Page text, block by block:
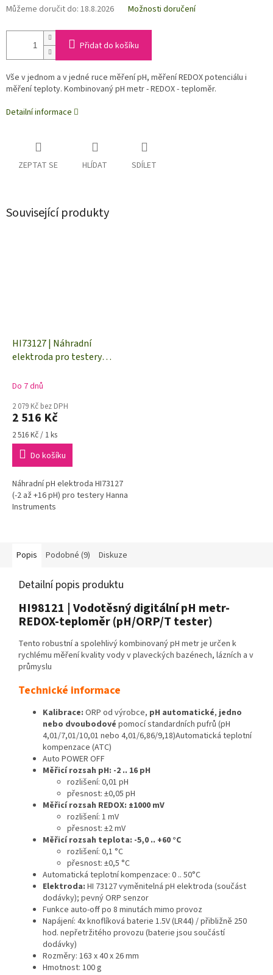
Můžeme doručit do: 18.8.2026 Možnosti doručení
Přidat do košíku
Vše v jednom a v jedné ruce měření pH, měření REDOX potenciálu i
měření teploty. Kombinovaný pH metr - REDOX - teploměr.
Detailní informace
ZEPTAT SE HLÍDAT SDÍLET
Související produkty
HI73127 | Náhradní
elektroda pro testery
HI98129 a HI98130
Do 7 dnů
2 079 Kč bez DPH
2 516 Kč
Měrná
cena:
2 516 Kč / 1 ks
Do košíku
Náhradní pH elektroda HI73127
(-2 až +16 pH) pro testery Hanna
Instruments
Popis Podobné (9) Diskuze
Detailní popis produktu
HI98121 | Vodotěsný digitální pH metr-
REDOX-teploměr (pH/ORP/T tester)
Tento robustní a spolehlivý kombinovaný pH metr je určen k
rychlému měření kvality vody v plaveckých bazénech, lázních a v
průmyslu
Technické informace
Kalibrace: ORP od výrobce, pH automatické,jedno
nebo dvoubodové pomocí standardních pufrů (pH
4,01/7,01/10,01 nebo 4,01/6,86/9,18)Automatická teplotní
kompenzace (ATC)
Auto POWER OFF
Měřicí rozsah pH: -2 .. 16 pH
rozlišení: 0,01 pH
přesnost: ±0,05 pH
Měřicí rozsah REDOX: ±1000 mV
rozlišení: 1 mV
přesnost: ±2 mV
Měřicí rozsah teplota: -5,0 .. +60 °C
rozlišení: 0,1 °C
přesnost: ±0,5 °C
Automatická teplotní kompenzace: 0 .. 50°C
Elektroda: HI 73127 vyměnitelná pH elektroda (součást
dodávky); pevný ORP senzor
Funkce auto-off po 8 minutách mimo provoz
Napájení: 4x knoflíková baterie 1.5V (LR44) / přibližně 250
hod. nepřetržitého provozu (baterie jsou součástí
dodávky)
Rozměry: 163 x 40 x 26 mm
Hmotnost: 100 g